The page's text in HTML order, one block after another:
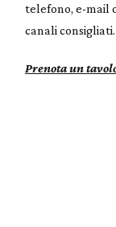
telefono, e-mail
canali consigliati.
Prenota un